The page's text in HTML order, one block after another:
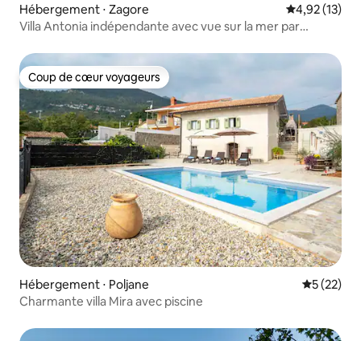
Hébergement ⋅ Zagore Évaluation
4,92 (13)
Villa Antonia indépendante avec vue sur la mer par
Coup de cœur voyageurs
Coup de cœur voyageurs
Hébergement ⋅ Poljane
5 (22)
Charmante villa Mira avec piscine